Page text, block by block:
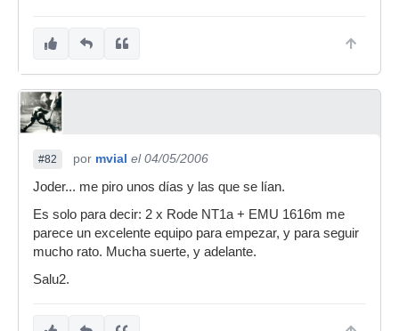
#82 por mvial el 04/05/2006
Joder... me piro unos días y las que se lían.
Es solo para decir: 2 x Rode NT1a + EMU 1616m me
parece un excelente equipo para empezar, y para seguir
mucho rato. Mucha suerte, y adelante.
Salu2.